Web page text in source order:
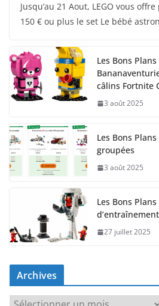
Jusqu’au 21 Aout, LEGO vous
150 € ou plus le set Le bébé
Les Bons Plans
câlins Fortnite
3 août 2025
Les Bons
groupées
3 août 2025
Les Bons
27 juillet 2025
Archives